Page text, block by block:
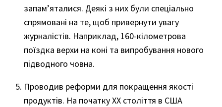
запам’яталися. Деякі з них були спеціально
спрямовані на те, щоб привернути увагу
журналістів. Наприклад, 160-кілометрова
поїздка верхи на коні та випробування нового
підводного човна.
Проводив реформи для покращення якості
продуктів. На початку XX століття в США